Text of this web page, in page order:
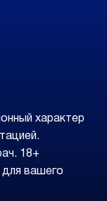
характер
18+
вашего